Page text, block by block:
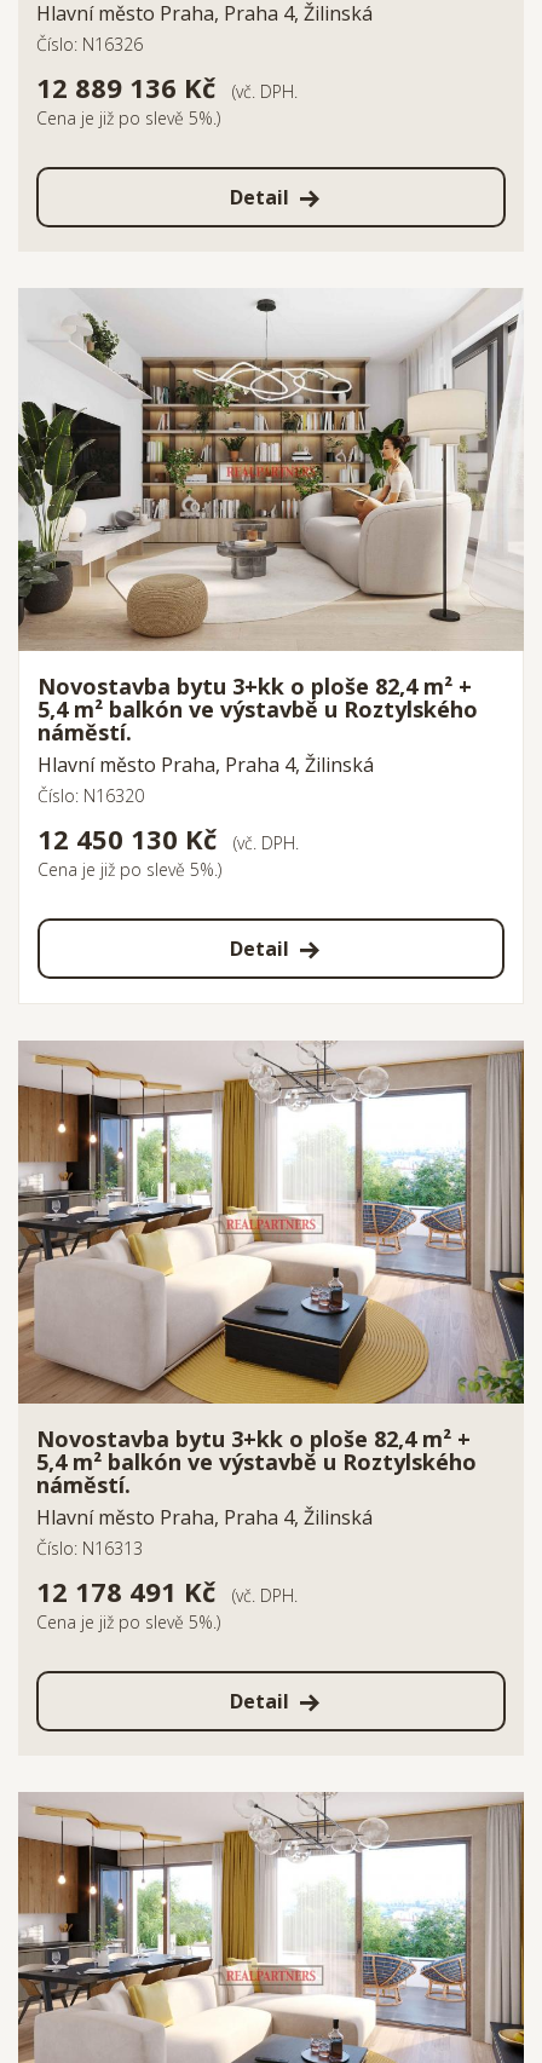
Hlavní město Praha, Praha 4, Žilinská
Číslo: N16326
12 889 136 Kč
(vč. DPH.
Cena je již po slevě 5%.)
Detail
Novostavba bytu 3+kk o ploše 82,4 m² +
5,4 m² balkón ve výstavbě u Roztylského
náměstí.
Hlavní město Praha, Praha 4, Žilinská
Číslo: N16320
12 450 130 Kč
(vč. DPH.
Cena je již po slevě 5%.)
Detail
Novostavba bytu 3+kk o ploše 82,4 m² +
5,4 m² balkón ve výstavbě u Roztylského
náměstí.
Hlavní město Praha, Praha 4, Žilinská
Číslo: N16313
12 178 491 Kč
(vč. DPH.
Cena je již po slevě 5%.)
Detail